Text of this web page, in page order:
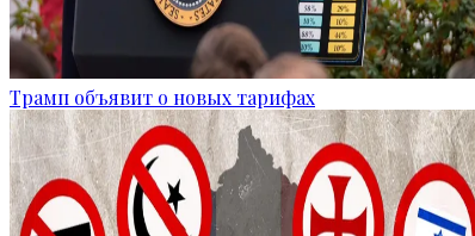
Трамп объявит о новых тарифах